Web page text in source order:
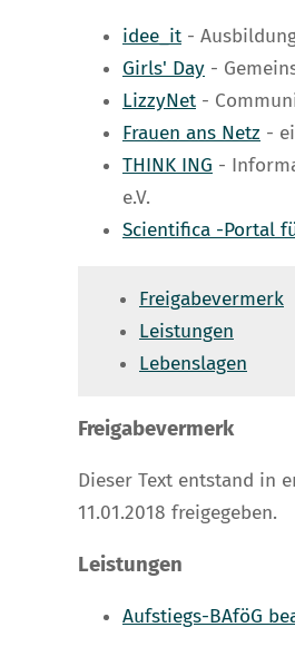
idee_it -
Girls' Day -
LizzyNet -
Frauen ans Netz -
THINK ING -
e.V.
Scientifica -Portal
Freigabevermerk
Leistungen
Lebenslagen
Freigabevermerk
Dieser Text entstand in
11.01.2018 freigegeben.
Leistungen
Aufstiegs-BAföG